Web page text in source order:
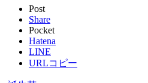
Post
Share
Pocket
Hatena
LINE
URLコピー